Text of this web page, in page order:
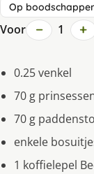
Op
Voor − 1 +
0.25 venkel
70 g
70 g
enkele
1 koffielepel